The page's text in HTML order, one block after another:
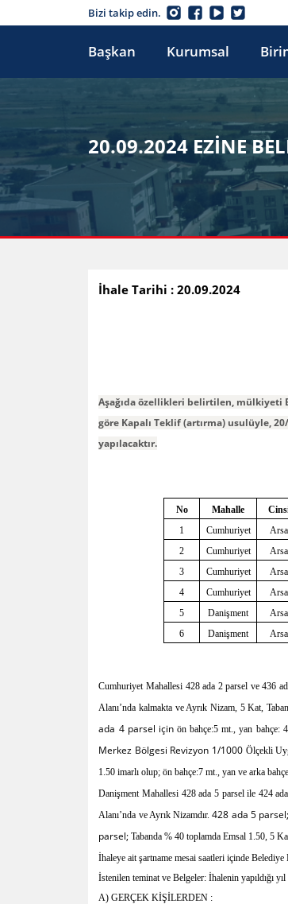
Bizi takip edin.
Başkan Kurumsal
20.09.2024 EZİNE
İhale Tarihi : 20.09.2024
Aşağıda özellikleri belirtilen, mülkiyeti
göre Kapalı Teklif (artırma) usulüyle,
yapılacaktır.
No Mahalle
1
Cumhuriyet Arsa
2
Cumhuriyet Arsa
3
Cumhuriyet Arsa
4
Cumhuriyet Arsa
5
Danişment Arsa
6
Danişment Arsa
Cumhuriyet Mahallesi 428 ada 2 parsel ve 436
Alanı’nda kalmakta ve Ayrık Nizam, 5 Kat,
ada 4 parsel için ön bahçe:5 mt., yan bahçe:
Merkez Bölgesi Revizyon 1/1000 Ölçekli
1.50 imarlı olup; ön bahçe:7 mt., yan ve arka
Danişment Mahallesi 428 ada 5 parsel ile 424
Alanı’nda ve Ayrık Nizamdır.428 ada 5 parsel;
parsel;Tabanda % 40 toplamda Emsal 1.50, 5
İhaleye ait şartname mesai saatleri içinde
İstenilen teminat ve Belgeler: İhalenin yapıldığı
A) GERÇEK KİŞİLERDEN :